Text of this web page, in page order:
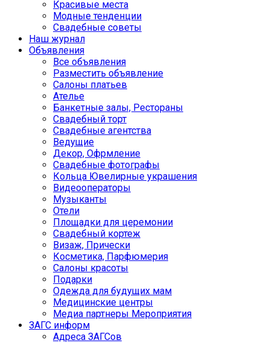
Красивые места
Модные тенденции
Свадебные советы
Наш журнал
Объявления
Все объявления
Разместить объявление
Салоны платьев
Ателье
Банкетные залы, Рестораны
Свадебный торт
Свадебные агентства
Ведущие
Декор, Офрмление
Свадебные фотографы
Кольца Ювелирные украшения
Видеооператоры
Музыканты
Отели
Площадки для церемонии
Свадебный кортеж
Визаж, Прически
Косметика, Парфюмерия
Салоны красоты
Подарки
Одежда для будущих мам
Медицинские центры
Медиа партнеры Мероприятия
ЗАГС информ
Адреса ЗАГСов